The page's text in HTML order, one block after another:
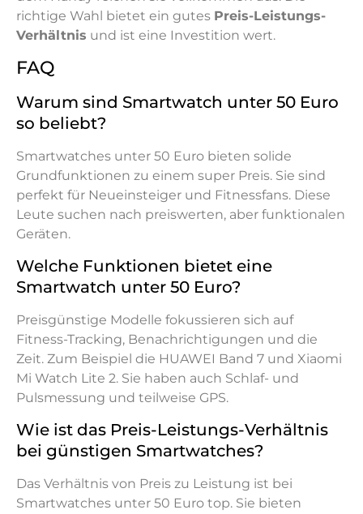
richtige Wahl bietet ein gutes Preis-Leistungs-
Verhältnis und ist eine Investition wert.
FAQ
Warum sind Smartwatch unter 50 Euro
so beliebt?
Smartwatches unter 50 Euro bieten solide
Grundfunktionen zu einem super Preis. Sie sind
perfekt für Neueinsteiger und Fitnessfans. Diese
Leute suchen nach preiswerten, aber funktionalen
Geräten.
Welche Funktionen bietet eine
Smartwatch unter 50 Euro?
Preisgünstige Modelle fokussieren sich auf
Fitness-Tracking, Benachrichtigungen und die
Zeit. Zum Beispiel die HUAWEI Band 7 und Xiaomi
Mi Watch Lite 2. Sie haben auch Schlaf- und
Pulsmessung und teilweise GPS.
Wie ist das Preis-Leistungs-Verhältnis
bei günstigen Smartwatches?
Das Verhältnis von Preis zu Leistung ist bei
Smartwatches unter 50 Euro top. Sie bieten